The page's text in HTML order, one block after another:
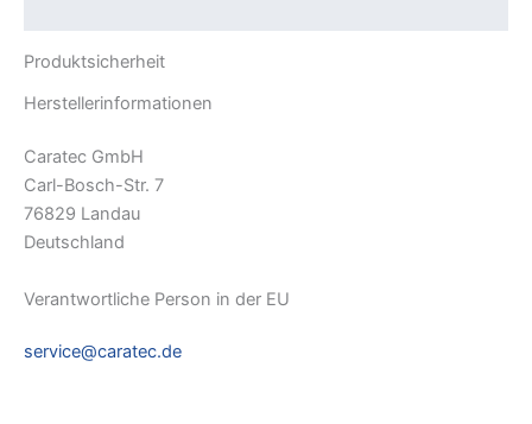
Produktsicherheit
Herstellerinformationen
Caratec GmbH
Carl-Bosch-Str. 7
76829 Landau
Deutschland
Verantwortliche Person in der EU
service@caratec.de